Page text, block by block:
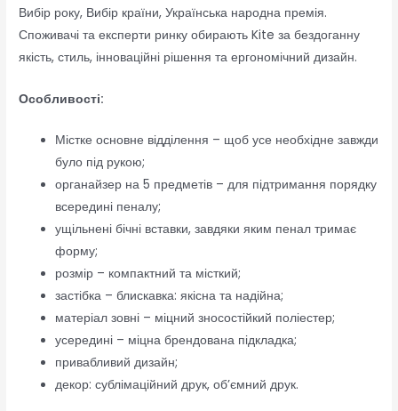
Вибір року, Вибір країни, Українська народна премія.
Споживачі та експерти ринку обирають Kite за бездоганну
якість, стиль, інноваційні рішення та ергономічний дизайн.
Особливості:
Містке основне відділення – щоб усе необхідне завжди
було під рукою;
органайзер на 5 предметів – для підтримання порядку
всередині пеналу;
ущільнені бічні вставки, завдяки яким пенал тримає
форму;
розмір – компактний та місткий;
застібка – блискавка: якісна та надійна;
матеріал зовні – міцний зносостійкий поліестер;
усередині – міцна брендована підкладка;
привабливий дизайн;
декор: сублімаційний друк, об’ємний друк.